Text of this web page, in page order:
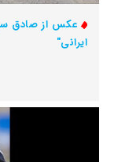
عکس از صادق
ایرانی"